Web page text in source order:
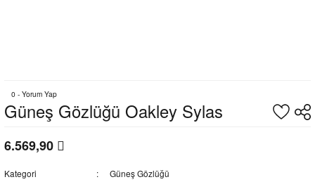
0 - Yorum Yap
Güneş Gözlüğü Oakley Sylas
6.569,90
Kategori
Güneş Gözlüğü